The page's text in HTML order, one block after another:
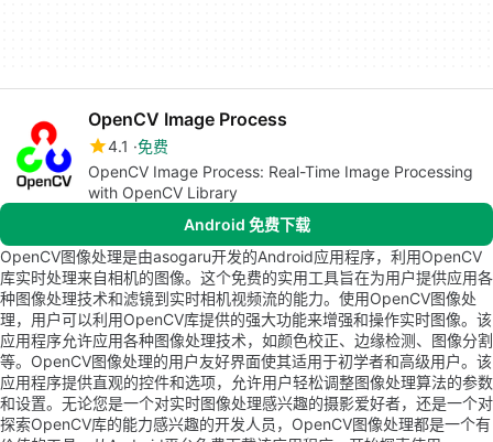
OpenCV Image Process
4.1 免费
OpenCV Image Process: Real-Time Image Processing
with OpenCV Library
Android 免费下载
OpenCV图像处理是由asogaru开发的Android应用程序，利用OpenCV
库实时处理来自相机的图像。这个免费的实用工具旨在为用户提供应用各
种图像处理技术和滤镜到实时相机视频流的能力。使用OpenCV图像处
理，用户可以利用OpenCV库提供的强大功能来增强和操作实时图像。该
应用程序允许应用各种图像处理技术，如颜色校正、边缘检测、图像分割
等。OpenCV图像处理的用户友好界面使其适用于初学者和高级用户。该
应用程序提供直观的控件和选项，允许用户轻松调整图像处理算法的参数
和设置。无论您是一个对实时图像处理感兴趣的摄影爱好者，还是一个对
探索OpenCV库的能力感兴趣的开发人员，OpenCV图像处理都是一个有